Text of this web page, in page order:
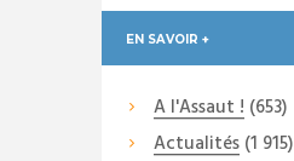
EN SAVOIR +
A l'Assaut ! (653)
Actualités(1 915)